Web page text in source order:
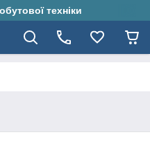
техніки